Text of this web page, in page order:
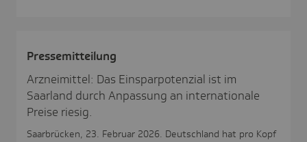
Pres­se­mit­tei­lung
Arzneimittel: Das Einsparpotenzial ist im
Saarland durch Anpassung an internationale
Preise riesig.
Saarbrücken, 23. Februar 2026. Deutschland hat pro Kopf